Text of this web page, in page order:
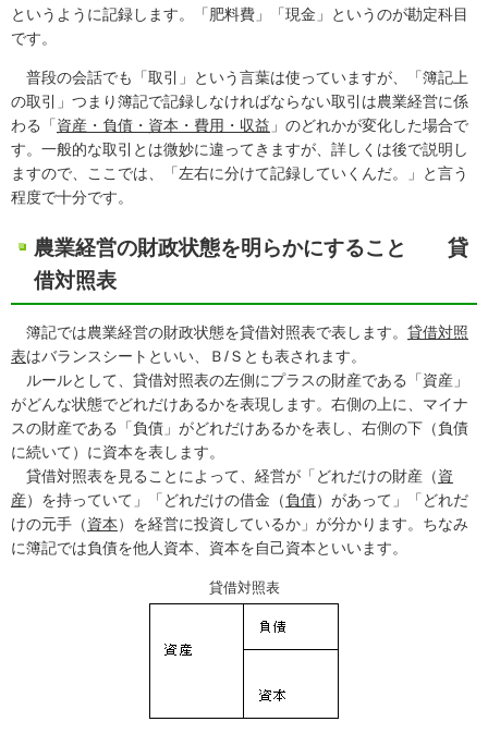
というように記録します。「肥料費」「現金」というのが勘定科目
です。
普段の会話でも「取引」という言葉は使っていますが、「簿記上
の取引」つまり簿記で記録しなければならない取引は農業経営に係
わる「資産・負債・資本・費用・収益 」のどれかが変化した場合で
す。一般的な取引とは微妙に違ってきますが、詳しくは後で説明し
ますので、ここでは、「左右に分けて記録していくんだ。」と言う
程度で十分です。
農業経営の財政状態を明らかにすること 貸
借対照表
簿記では農業経営の財政状態を貸借対照表で表します。 貸借対照
表はバランスシートといい、Ｂ/Ｓとも表されます。
ルールとして、貸借対照表の左側にプラスの財産である「資産」
がどんな状態でどれだけあるかを表現します。右側の上に、マイナ
スの財産である「負債」がどれだけあるかを表し、右側の下（負債
に続いて）に資本を表します。
貸借対照表を見ることによって、経営が「どれだけの財産（資
産）を持っていて」「どれだけの借金（負債）があって」「どれだ
けの元手（資本）を経営に投資しているか」が分かります。ちなみ
に簿記では負債を他人資本、資本を自己資本といいます。
貸借対照表